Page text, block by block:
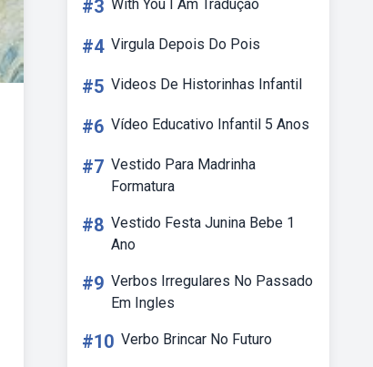
#3 With You I Am Tradução
#4 Virgula Depois Do Pois
#5 Videos De Historinhas Infantil
#6 Vídeo Educativo Infantil 5 Anos
#7 Vestido Para Madrinha
Formatura
#8 Vestido Festa Junina Bebe 1
Ano
#9 Verbos Irregulares No Passado
Em Ingles
#10 Verbo Brincar No Futuro